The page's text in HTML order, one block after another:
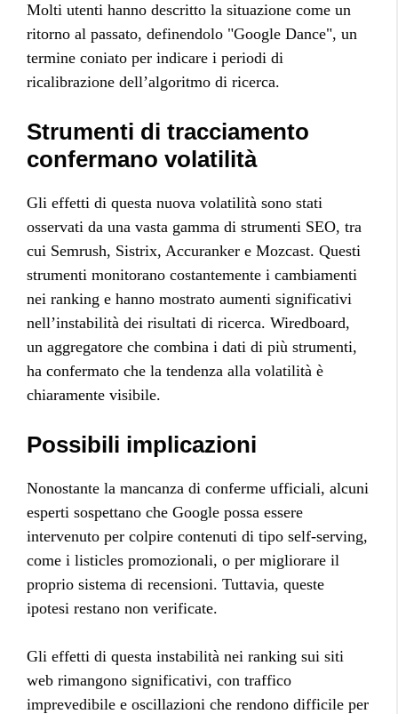
Molti utenti hanno descritto la situazione come un
ritorno al passato, definendolo "Google Dance", un
termine coniato per indicare i periodi di
ricalibrazione dell’algoritmo di ricerca.
Strumenti di tracciamento
confermano volatilità
Gli effetti di questa nuova volatilità sono stati
osservati da una vasta gamma di strumenti SEO, tra
cui Semrush, Sistrix, Accuranker e Mozcast. Questi
strumenti monitorano costantemente i cambiamenti
nei ranking e hanno mostrato aumenti significativi
nell’instabilità dei risultati di ricerca. Wiredboard,
un aggregatore che combina i dati di più strumenti,
ha confermato che la tendenza alla volatilità è
chiaramente visibile.
Possibili implicazioni
Nonostante la mancanza di conferme ufficiali, alcuni
esperti sospettano che Google possa essere
intervenuto per colpire contenuti di tipo self-serving,
come i listicles promozionali, o per migliorare il
proprio sistema di recensioni. Tuttavia, queste
ipotesi restano non verificate.
Gli effetti di questa instabilità nei ranking sui siti
web rimangono significativi, con traffico
imprevedibile e oscillazioni che rendono difficile per